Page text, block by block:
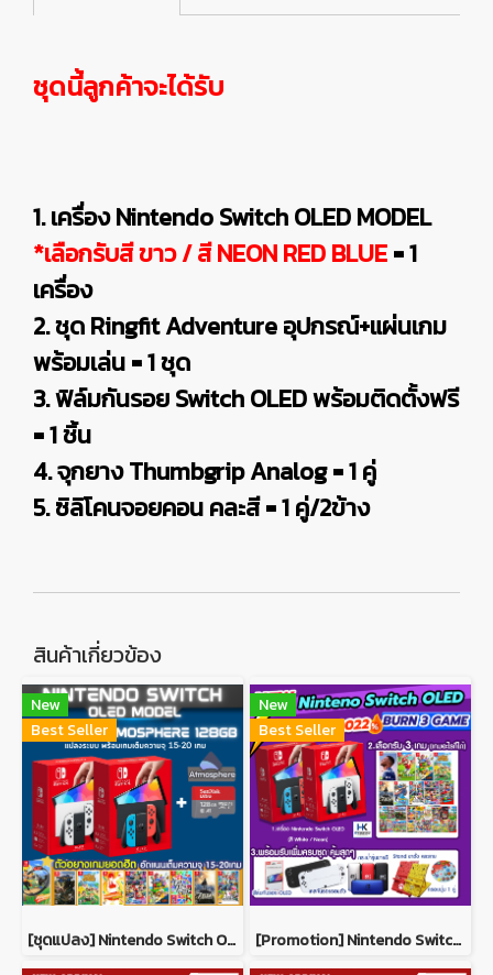
ชุดนี้ลูกค้าจะได้รับ
1. เครื่อง Nintendo Switch OLED MODEL
*เลือกรับสี ขาว / สี NEON RED BLUE= 1
เครื่อง
2. ชุด Ringfit Adventure อุปกรณ์+แผ่นเกม
พร้อมเล่น = 1 ชุด
3. ฟิล์มกันรอย Switch OLED พร้อมติดตั้งฟรี
= 1 ชิ้น
4. จุกยาง Thumbgrip Analog = 1 คู่
5. ซิลิโคนจอยคอน คละสี = 1 คู่/2ข้าง
สินค้าเกี่ยวข้อง
New
Best Seller
[ชุดแปลง] Nintendo Switch OLED MODEL ชุด ระบบ AtmosPhere 128 GB พร้อมเล่นเกมเต็มความจุ 15-20 เกมเต็ม
New
Best Seller
[Promotion] Nintendo Switch OLED MODEL ชุดโปรโมชั่น Winter Pro # 3 GAME พร้อมของเพิ่มครบชุดสุดคุ้ม